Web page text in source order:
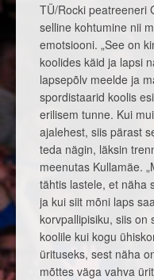
TÜ/Rocki peatreeneri
selline kohtumine nii
emotsiooni. „See on
koolides käid ja lapsi
lapsepõlv meelde ja
spordistaarid koolis
erilisem tunne. Kui
ajalehest, siis pärast
teda nägin, läksin
meenutas Kullamäe.
tähtis lastele, et näha
ja kui siit mõni laps
korvpallipisiku, siis on
koolile kui kogu
ürituseks, sest näha
mõttes väga vahva